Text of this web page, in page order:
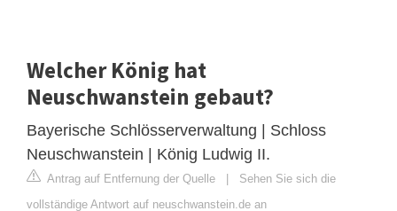
Welcher König hat
Neuschwanstein gebaut?
Bayerische Schlösserverwaltung | Schloss
Neuschwanstein | König Ludwig II.
Antrag auf Entfernung der Quelle
Sehen Sie sich die
vollständige Antwort auf neuschwanstein.de an